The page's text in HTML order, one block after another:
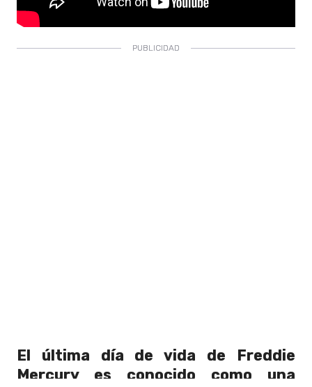
El última día de vida de Freddie
Mercury es conocido como una